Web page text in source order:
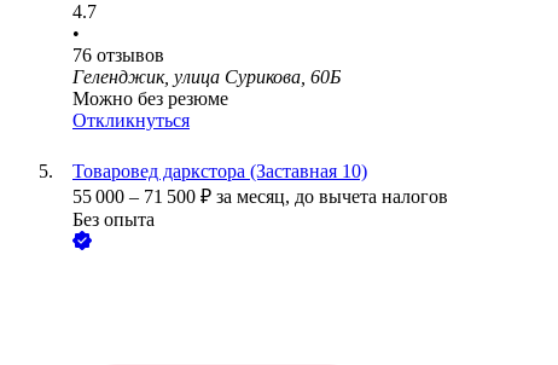
4.7
•
76 отзывов
Геленджик, улица Сурикова, 60Б
Можно без резюме
Откликнуться
Товаровед даркстора (Заставная 10)
55 000 – 71 500 ₽ за месяц, до вычета налогов
Без опыта